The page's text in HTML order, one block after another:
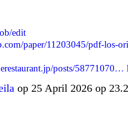
edit
paper/11203045/pdf-los-
posts/58771070…
op 25 April 2026 op